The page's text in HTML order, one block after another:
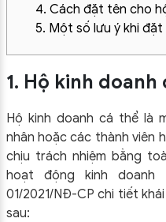
4. Cách đặt tên cho
5. Một số lưu ý khi
1. Hộ kinh doanh
Hộ kinh doanh cá thể là
nhân hoặc các thành viên
chịu trách nhiệm bằng
hoạt động kinh
01/2021/NĐ-CP chi tiết
sau: